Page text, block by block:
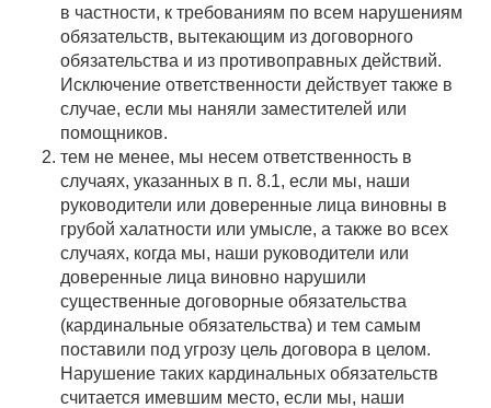
в частности, к требованиям по всем нарушениям
обязательств, вытекающим из договорного
обязательства и из противоправных действий.
Исключение ответственности действует также в
случае, если мы наняли заместителей или
помощников.
тем не менее, мы несем ответственность в
случаях, указанных в п. 8.1, если мы, наши
руководители или доверенные лица виновны в
грубой халатности или умысле, а также во всех
случаях, когда мы, наши руководители или
доверенные лица виновно нарушили
существенные договорные обязательства
(кардинальные обязательства) и тем самым
поставили под угрозу цель договора в целом.
Нарушение таких кардинальных обязательств
считается имевшим место, если мы, наши